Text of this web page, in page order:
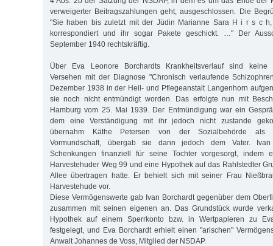
verweigerter Beitragszahlungen geht, ausgeschlossen. Die
"Sie haben bis zuletzt mit der Jüdin Marianne Sara H i r s c
korrespondiert und ihr sogar Pakete geschickt. …" Der
September 1940 rechtskräftig.
Über Eva Leonore Borchardts Krankheitsverlauf sind keine
Versehen mit der Diagnose "Chronisch verlaufende
Dezember 1938 in der Heil- und Pflegeanstalt Langenhorn
sie noch nicht entmündigt worden. Das erfolgte nun mit
Hamburg vom 25. Mai 1939. Der Entmündigung war ein
dem eine Verständigung mit ihr jedoch nicht zustande
übernahm Käthe Petersen von der Sozialbehörde als
Vormundschaft, übergab sie dann jedoch dem Vater.
Schenkungen finanziell für seine Tochter vorgesorgt, indem
Harvestehuder Weg 99 und eine Hypothek auf das Rahlstedter
Allee übertragen hatte. Er behielt sich mit seiner Frau
Harvestehude vor.
Diese Vermögenswerte gab Ivan Borchardt gegenüber dem
zusammen mit seinen eigenen an. Das Grundstück wurde
Hypothek auf einem Sperrkonto bzw. in Wertpapieren zu
festgelegt, und Eva Borchardt erhielt einen "arischen"
Anwalt Johannes de Voss, Mitglied der NSDAP.